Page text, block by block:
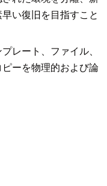
い復旧を目指すこと
レート、ファイル、
ーを物理的および論